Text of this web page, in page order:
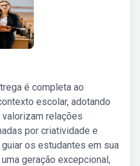
é completa ao
escolar, adotando
relações
por criatividade e
os estudantes em sua
geração excepcional,